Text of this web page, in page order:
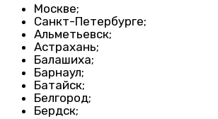
Москве;
Санкт-Петербурге;
Альметьевск;
Астрахань;
Балашиха;
Барнаул;
Батайск;
Белгород;
Бердск;